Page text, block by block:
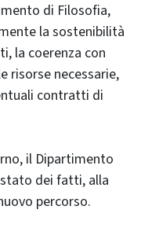
di Filosofia,
la sostenibilità
la coerenza con
risorse necessarie,
contratti di
il Dipartimento
dei fatti, alla
percorso.